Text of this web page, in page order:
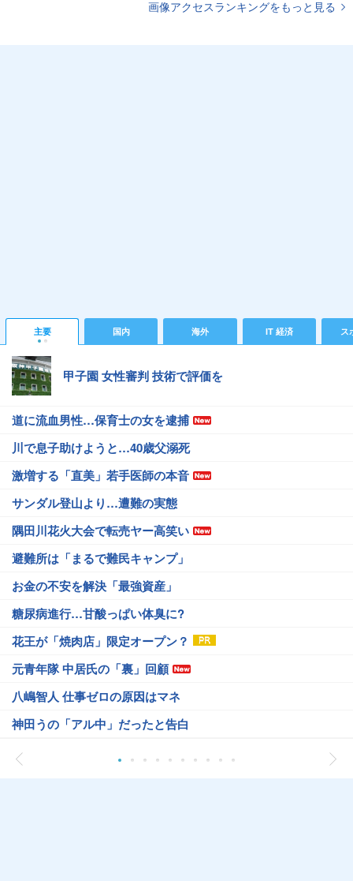
画像アクセスランキングをもっと見る
主要 国内 海外 IT 経済 ス
甲子園 女性審判 技術で評価を
道に流血男性…保育士の女を逮捕
川で息子助けようと…40歳父溺死
激増する「直美」若手医師の本音
サンダル登山より…遭難の実態
隅田川花火大会で転売ヤー高笑い
避難所は「まるで難民キャンプ」
お金の不安を解決「最強資産」
糖尿病進行…甘酸っぱい体臭に?
花王が「焼肉店」限定オープン？
元青年隊 中居氏の「裏」回顧
八嶋智人 仕事ゼロの原因はマネ
神田うの「アル中」だったと告白